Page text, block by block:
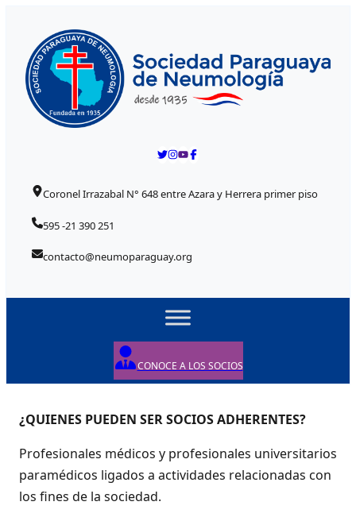
Coronel Irrazabal N° 648 entre Azara y Herrera primer piso
595 -21 390 251
contacto@neumoparaguay.org
CONOCE A LOS SOCIOS
¿QUIENES PUEDEN SER SOCIOS ADHERENTES?
Profesionales médicos y profesionales universitarios
paramédicos ligados a actividades relacionadas con
los fines de la sociedad.